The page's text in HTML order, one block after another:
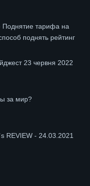
Поднятие тарифа на
поднять рейтинг
23 червня 2022
за мир?
REVIEW - 24.03.2021